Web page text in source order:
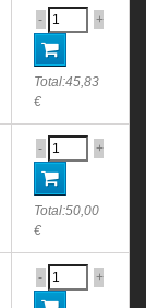
- +
Total:45,83
€
- +
Total:50,00
€
- +